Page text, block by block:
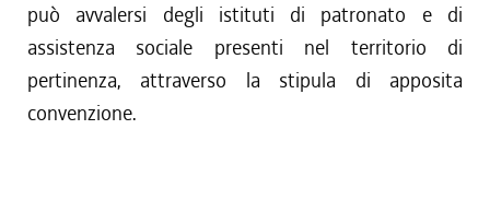
può avvalersi degli istituti di patronato e di
assistenza sociale presenti nel territorio di
pertinenza, attraverso la stipula di apposita
convenzione.